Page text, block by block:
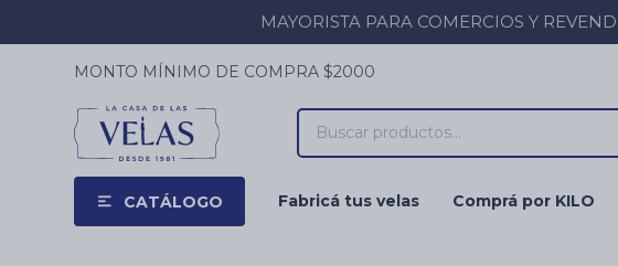
MAYORISTA PARA COMERCIOS Y
CATÁLOGO Fabricá tus velas Comprá por KILO
MONTO MÍNIMO DE COMPRA $2000